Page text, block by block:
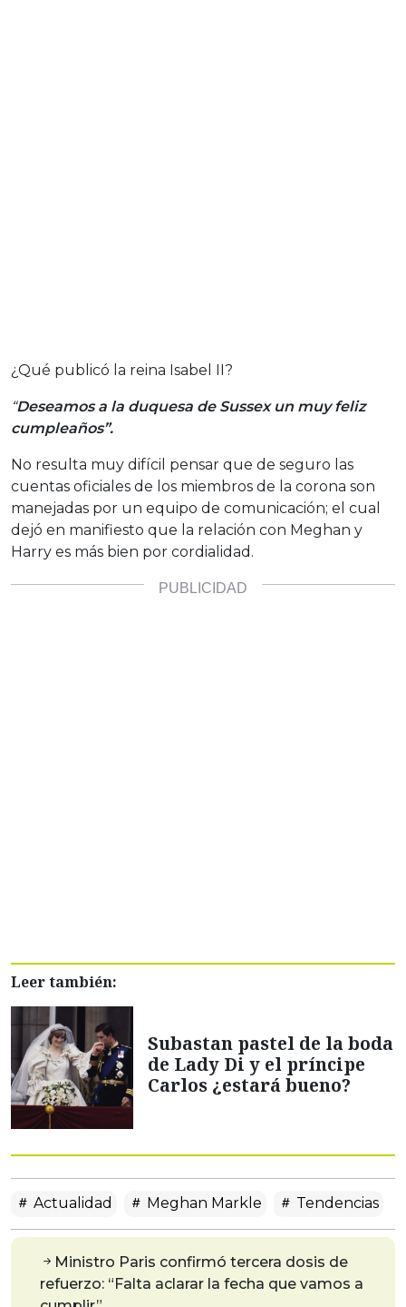
¿Qué publicó la reina Isabel II?
“Deseamos a la duquesa de Sussex un muy feliz
cumpleaños”.
No resulta muy difícil pensar que de seguro las
cuentas oficiales de los miembros de la corona son
manejadas por un equipo de comunicación; el cual
dejó en manifiesto que la relación con Meghan y
Harry es más bien por cordialidad.
Leer también:
Subastan pastel de la boda
de Lady Di y el príncipe
Carlos ¿estará bueno?
Actualidad Meghan Markle Tendencias
Ministro Paris confirmó tercera dosis de
refuerzo: “Falta aclarar la fecha que vamos a